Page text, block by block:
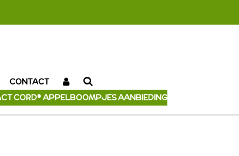
CONTACT
CORD® APPELBOOMPJES AANBIEDING